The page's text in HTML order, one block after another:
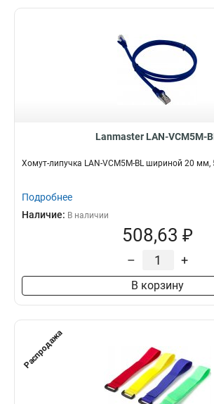
Lanmaster LAN-VCM5M-
Хомут-липучка LAN-VCM5M-BL шириной 20 мм,
Подробнее
Наличие: В наличии
508,63 ₽
– +
В корзину
Распродажа